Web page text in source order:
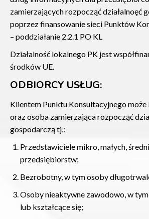
zamierzających rozpocząć działalnoęć
poprzez finansowanie sieci Punktów
– poddziałanie 2.2.1 PO KL
Działalność lokalnego PK jest
środków UE.
ODBIORCY USŁUG:
Klientem Punktu Konsultacyjnego
oraz osoba zamierzająca rozpocząć
gospodarczą tj,:
Przedstawiciele mikro, małych,
przedsiębiorstw;
Bezrobotny, w tym osoby
Osoby nieaktywne zawodowo, w
lub kształcące się;